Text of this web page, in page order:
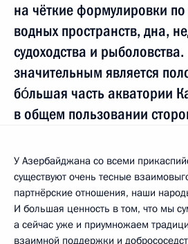
на чёткие формулировки
водных пространств, дна,
судоходства и
значительным является
бо́льшая часть акватории
в общем пользовании
У Азербайджана со всеми
существуют очень тесные
партнёрские отношения, наши
И большая ценность в том, что мы
а сейчас уже и приумножаем
взаимной поддержки и